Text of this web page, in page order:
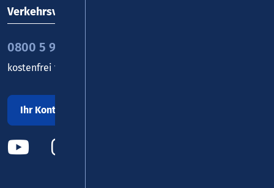
Verkehrsverbund Rhein-Mosel GmbH
0800 5 986 986
kostenfrei täglich 8 - 20 Uhr
Ihr Kontakt zu uns